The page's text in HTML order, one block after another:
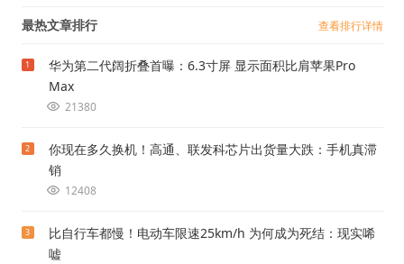
最热文章排行 查看排行详情
1
华为第二代阔折叠首曝：6.3寸屏 显示面积比肩苹果Pro
Max
21380
2
你现在多久换机！高通、联发科芯片出货量大跌：手机真滞
销
12408
3
比自行车都慢！电动车限速25km/h 为何成为死结：现实唏
嘘